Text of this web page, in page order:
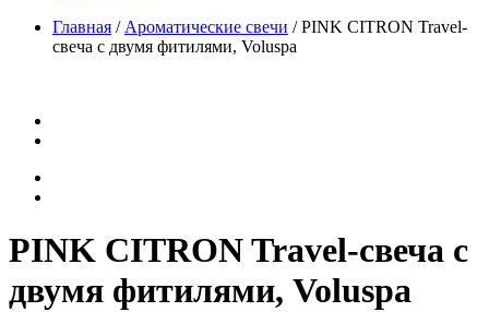
Главная / Ароматические свечи /PINK CITRON Travel-
свеча с двумя фитилями, Voluspa
PINK CITRON Travel-свеча с
двумя фитилями, Voluspa